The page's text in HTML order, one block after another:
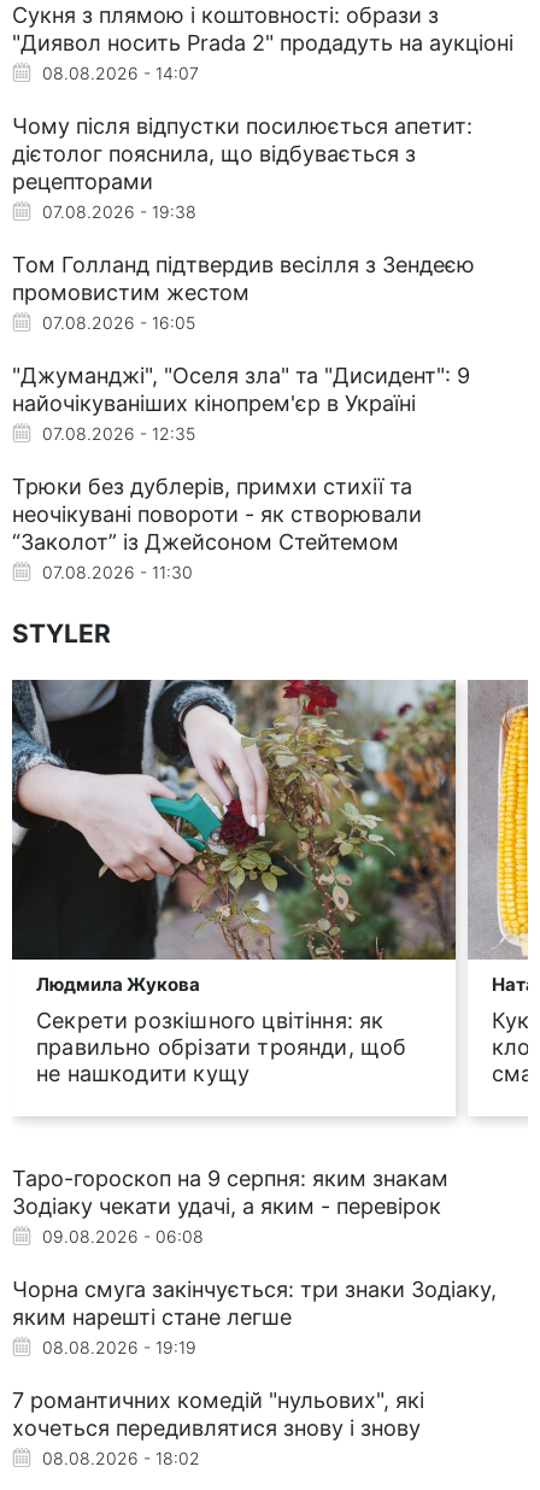
Сукня з плямою і коштовності: образи з
"Диявол носить Prada 2" продадуть на аукціоні
08.08.2026 - 14:07
Чому після відпустки посилюється апетит:
дієтолог пояснила, що відбувається з
рецепторами
07.08.2026 - 19:38
Том Голланд підтвердив весілля з Зендеєю
промовистим жестом
07.08.2026 - 16:05
"Джуманджі", "Оселя зла" та "Дисидент": 9
найочікуваніших кінопрем'єр в Україні
07.08.2026 - 12:35
Трюки без дублерів, примхи стихії та
неочікувані повороти - як створювали
“Заколот” із Джейсоном Стейтемом
07.08.2026 - 11:30
STYLER
Людмила Жукова
Секрети розкішного цвітіння: як
правильно обрізати троянди, щоб
не нашкодити кущу
Таро-гороскоп на 9 серпня: яким знакам
Зодіаку чекати удачі, а яким - перевірок
09.08.2026 - 06:08
Чорна смуга закінчується: три знаки Зодіаку,
яким нарешті стане легше
08.08.2026 - 19:19
7 романтичних комедій "нульових", які
хочеться передивлятися знову і знову
08.08.2026 - 18:02